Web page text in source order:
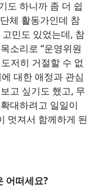
도 하니까 좀 더 쉽
체 활동가인데 참
민도 있었는데, 참
소리로 “운영위원
저히 거절할 수 없
대한 애정과 관심
고 싶기도 했고, 무
대하려고 일일이
멋져서 함께하게 된
어떠세요?